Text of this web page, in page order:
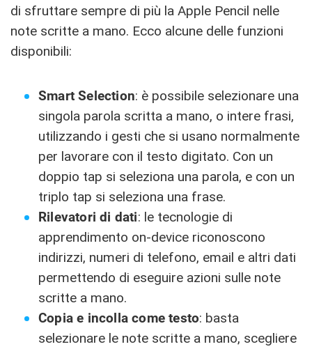
di sfruttare sempre di più la Apple Pencil nelle
note scritte a mano. Ecco alcune delle funzioni
disponibili:
Smart Selection: è possibile selezionare una
singola parola scritta a mano, o intere frasi,
utilizzando i gesti che si usano normalmente
per lavorare con il testo digitato. Con un
doppio tap si seleziona una parola, e con un
triplo tap si seleziona una frase.
Rilevatori di dati: le tecnologie di
apprendimento on‑device riconoscono
indirizzi, numeri di telefono, email e altri dati
permettendo di eseguire azioni sulle note
scritte a mano.
Copia e incolla come testo: basta
selezionare le note scritte a mano, scegliere